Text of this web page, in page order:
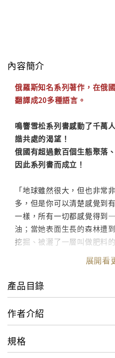
內容簡介
俄羅斯知名系列著作，在俄
翻譯成20多種語言。
鳴響雪松系列書感動了千萬
諧共處的渴望！
俄國有超過數百個生態聚落
因此系列書而成立！
「地球雖然很大，但也非常
多，但是你可以清楚感覺到
一樣，所有一切都感覺得到
油；當她表面生長的森林遭
挖掘、被灑了一層叫做肥料
還是愛著人類，就像母親愛
「我不是一個作家，過去沒
和政治的新聞報導，也不屬
定它屬於什麼類型。這本書
展開看
產品目錄
作者介紹
規格